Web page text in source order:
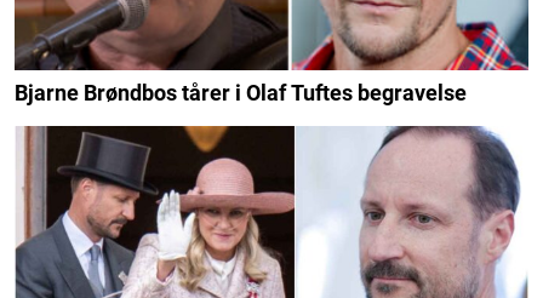
Bjarne Brøndbos tårer i Olaf Tuftes begravelse